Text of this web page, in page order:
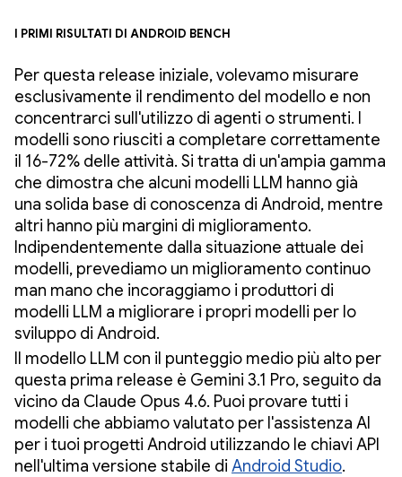
I primi risultati di Android Bench
Per questa release iniziale, volevamo misurare
esclusivamente il rendimento del modello e non
concentrarci sull'utilizzo di agenti o strumenti. I
modelli sono riusciti a completare correttamente
il 16-72% delle attività. Si tratta di un'ampia gamma
che dimostra che alcuni modelli LLM hanno già
una solida base di conoscenza di Android, mentre
altri hanno più margini di miglioramento.
Indipendentemente dalla situazione attuale dei
modelli, prevediamo un miglioramento continuo
man mano che incoraggiamo i produttori di
modelli LLM a migliorare i propri modelli per lo
sviluppo di Android.
Il modello LLM con il punteggio medio più alto per
questa prima release è Gemini 3.1 Pro, seguito da
vicino da Claude Opus 4.6. Puoi provare tutti i
modelli che abbiamo valutato per l'assistenza AI
per i tuoi progetti Android utilizzando le chiavi API
nell'ultima versione stabile di Android Studio.